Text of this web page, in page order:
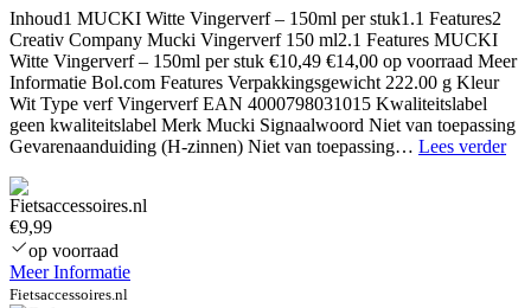
Inhoud1 MUCKI Witte Vingerverf – 150ml per stuk1.1 Features2
Creativ Company Mucki Vingerverf 150 ml2.1 Features MUCKI
Witte Vingerverf – 150ml per stuk €10,49 €14,00 op voorraad Meer
Informatie Bol.com Features Verpakkingsgewicht 222.00 g Kleur
Wit Type verf Vingerverf EAN 4000798031015 Kwaliteitslabel
geen kwaliteitslabel Merk Mucki Signaalwoord Niet van toepassing
Gevarenaanduiding (H-zinnen) Niet van toepassing… Lees verder
€9,99
op voorraad
Meer Informatie
Fietsaccessoires.nl